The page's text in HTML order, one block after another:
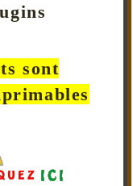
sont